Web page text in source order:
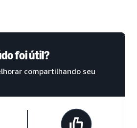
foi útil?
compartilhando seu